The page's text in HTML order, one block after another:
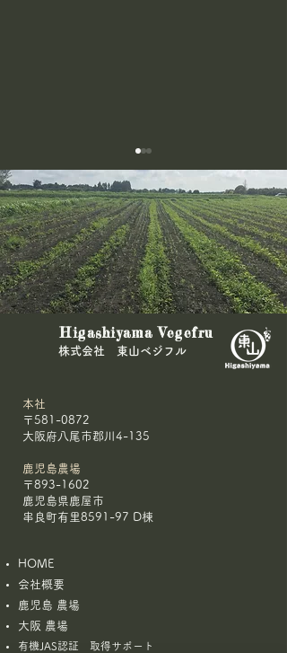
＼ビーツ120kg、受取拒
否！／
Higashiyama Vegefru
​株式会社 東山ベジフル
本社
〒581-0872
大阪府八尾市郡川4-135
鹿児島農場
〒893-1602
鹿児島県鹿屋市
串良町有里8591-97 D棟
HOME
会社概要
鹿児島 農場
大阪 農場
有機JAS認証 取得サポート